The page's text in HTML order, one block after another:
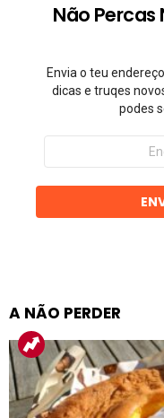
Não Percas
Envia o teu
dicas e truqes
podes
Endereço
email
A NÃO PERDER